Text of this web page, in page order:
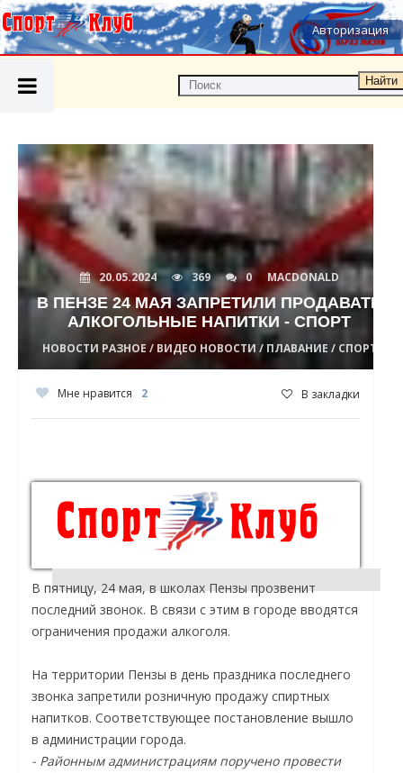
Авторизация
Найти
20.05.2024 369 0 MACDONALD
В ПЕНЗЕ 24 МАЯ ЗАПРЕТИЛИ ПРОДАВАТЬ
АЛКОГОЛЬНЫЕ НАПИТКИ - СПОРТ
НОВОСТИ РАЗНОЕ / ВИДЕО НОВОСТИ / ПЛАВАНИЕ / СПОРТ
Мне нравится 2 В закладки
В пятницу, 24 мая, в школах Пензы прозвенит
последний звонок. В связи с этим в городе вводятся
ограничения продажи алкоголя.
На территории Пензы в день праздника последнего
звонка запретили розничную продажу спиртных
напитков. Соответствующее постановление вышло
в администрации города.
- Районным администрациям поручено провести